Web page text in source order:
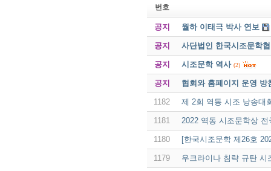
번호
공지 월하 이태극 박사 연보
공지 사단법인 한국시조문학
공지 시조문학 역사 (2)
공지 협회와 홈페이지 운영 방
1182 제 2회 역동 시조 낭송대
1181 2022 역동 시조문학상 전
1180 [한국시조문학 제26호
1179 우크라이나 침략 규탄 시